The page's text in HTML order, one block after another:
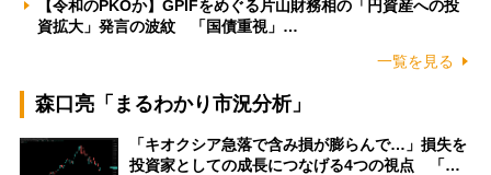
【令和のPKOか】GPIFをめぐる片山財務相の「円資産への投
資拡大」発言の波紋 「国債重視」…
一覧を見る
森口亮「まるわかり市況分析」
「キオクシア急落で含み損が膨らんで…」損失を
投資家としての成長につなげる4つの視点 「…